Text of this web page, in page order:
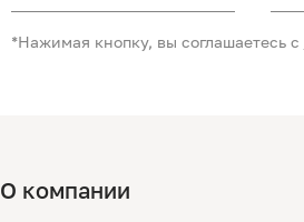
*Нажимая кнопку, вы соглашаетесь с
О компании